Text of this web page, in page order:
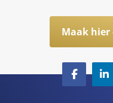
Maak hier